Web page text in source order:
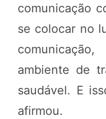
comunicação
se colocar no
ambiente de
saudável. E
afirmou.